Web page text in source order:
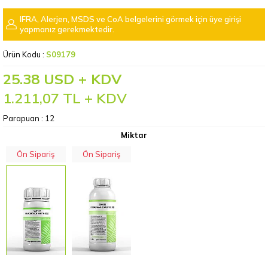
IFRA, Alerjen, MSDS ve CoA belgelerini görmek için üye girişi
yapmanız gerekmektedir.
Ürün Kodu : S09179
25.38 USD + KDV
1.211,07 TL + KDV
Parapuan : 12
Miktar
Ön Sipariş
Ön Sipariş